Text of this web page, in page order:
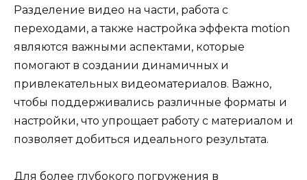
Разделение видео на части, работа с
переходами, а также настройка эффекта motion
являются важными аспектами, которые
помогают в создании динамичных и
привлекательных видеоматериалов. Важно,
чтобы поддерживались различные форматы и
настройки, что упрощает работу с материалом и
позволяет добиться идеального результата.
Для более глубокого погружения в